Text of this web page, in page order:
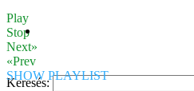
Play
Stop
Next»
«Prev
SHOW PLAYLIST
Keresés: